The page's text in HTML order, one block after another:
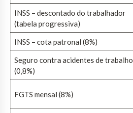
INSS – descontado do trabalhador
(tabela progressiva)
INSS – cota patronal (8%)
Seguro contra acidentes de trabalho
(0,8%)
FGTS mensal (8%)